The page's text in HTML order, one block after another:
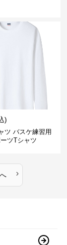
)
ツ バスケ練習用
ツTシャツ
›